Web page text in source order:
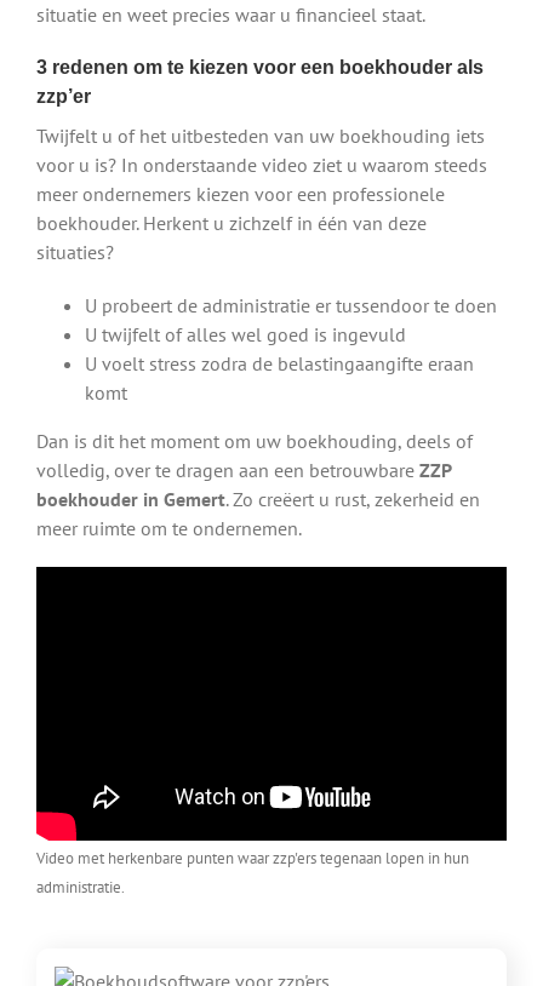
situatie en weet precies waar u financieel staat.
3 redenen om te kiezen voor een boekhouder als
zzp’er
Twijfelt u of het uitbesteden van uw boekhouding iets
voor u is? In onderstaande video ziet u waarom steeds
meer ondernemers kiezen voor een professionele
boekhouder. Herkent u zichzelf in één van deze
situaties?
U probeert de administratie er tussendoor te doen
U twijfelt of alles wel goed is ingevuld
U voelt stress zodra de belastingaangifte eraan
komt
Dan is dit het moment om uw boekhouding, deels of
volledig, over te dragen aan een betrouwbare ZZP
boekhouder in Gemert. Zo creëert u rust, zekerheid en
meer ruimte om te ondernemen.
Video met herkenbare punten waar zzp'ers tegenaan lopen in hun
administratie.